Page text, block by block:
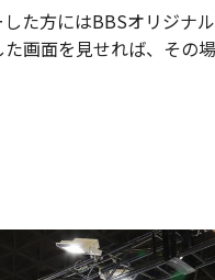
た方にはBBSオリジナ
画面を見せれば、その